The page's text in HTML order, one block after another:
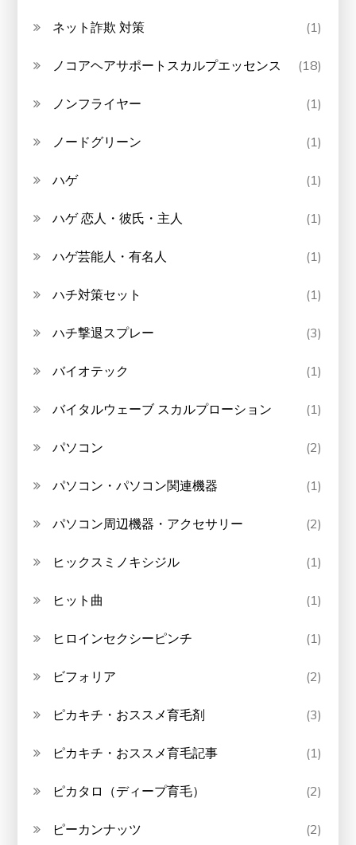
ネット詐欺 対策 (1)
ノコアヘアサポートスカルプエッセンス (18)
ノンフライヤー (1)
ノードグリーン (1)
ハゲ (1)
ハゲ 恋人・彼氏・主人 (1)
ハゲ芸能人・有名人 (1)
ハチ対策セット (1)
ハチ撃退スプレー (3)
バイオテック (1)
バイタルウェーブ スカルプローション (1)
パソコン (2)
パソコン・パソコン関連機器 (1)
パソコン周辺機器・アクセサリー (2)
ヒックスミノキシジル (1)
ヒット曲 (1)
ヒロインセクシーピンチ (1)
ビフォリア (2)
ピカキチ・おススメ育毛剤 (3)
ピカキチ・おススメ育毛記事 (1)
ピカタロ（ディープ育毛） (2)
ピーカンナッツ (2)